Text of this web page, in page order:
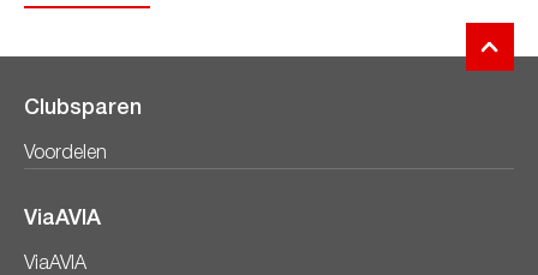
Clubsparen
Voordelen
ViaAVIA
ViaAVIA